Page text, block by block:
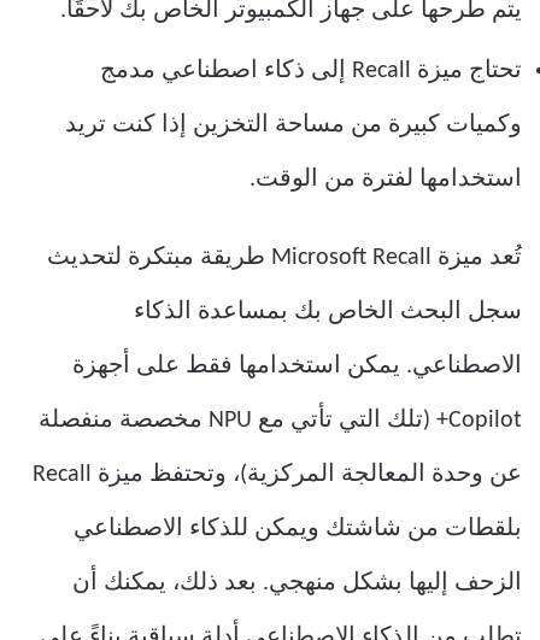
يتم طرحها على جهاز الكمبيوتر الخاص بك لاحقًا.
تحتاج ميزة Recall إلى ذكاء اصطناعي مدمج
وكميات كبيرة من مساحة التخزين إذا كنت تريد
استخدامها لفترة من الوقت.
تُعد ميزة Microsoft Recall طريقة مبتكرة لتحديث
سجل البحث الخاص بك بمساعدة الذكاء
الاصطناعي. يمكن استخدامها فقط على أجهزة
Copilot+ (تلك التي تأتي مع NPU مخصصة منفصلة
عن وحدة المعالجة المركزية)، وتحتفظ ميزة Recall
بلقطات من شاشتك ويمكن للذكاء الاصطناعي
الزحف إليها بشكل منهجي. بعد ذلك، يمكنك أن